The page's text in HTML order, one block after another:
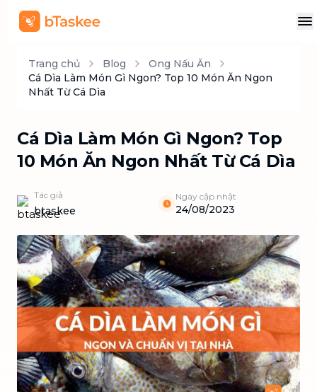
Trang chủ Blog
Ong Nấu Ăn
Cá Dìa Làm Món Gì Ngon? Top 10 Món Ăn Ngon
Nhất Từ Cá Dìa
Cá Dìa Làm Món Gì Ngon? Top
10 Món Ăn Ngon Nhất Từ Cá Dìa
Tác giả
btaskee
Ngày cập nhật
24/08/2023